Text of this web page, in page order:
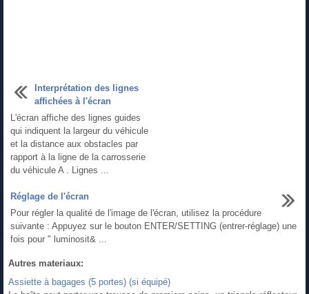
Interprétation des lignes
affichées à l'écran
L'écran affiche des lignes guides
qui indiquent la largeur du véhicule
et la distance aux obstacles par
rapport à la ligne de la carrosserie
du véhicule A . Lignes ...
Réglage de l'écran
Pour régler la qualité de l'image de l'écran, utilisez la procédure
suivante : Appuyez sur le bouton ENTER/SETTING (entrer-réglage) une
fois pour " luminosit& ...
Autres materiaux:
Assiette à bagages (5 portes) (si équipé)